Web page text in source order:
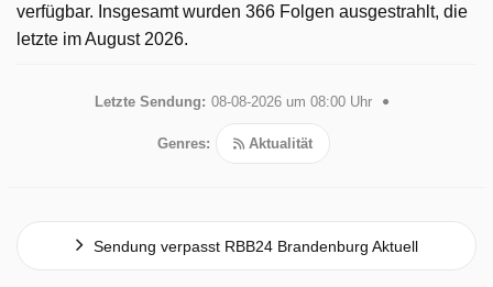
verfügbar. Insgesamt wurden 366 Folgen ausgestrahlt, die
letzte im August 2026.
Letzte Sendung: 08-08-2026 um 08:00 Uhr
Genres: Aktualität
Sendung verpasst RBB24 Brandenburg Aktuell